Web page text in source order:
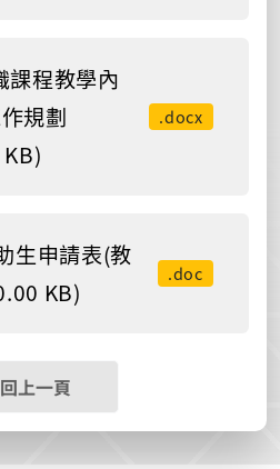
課程教學內
規劃
.docx
生申請表(教
KB)
.doc
回上一頁